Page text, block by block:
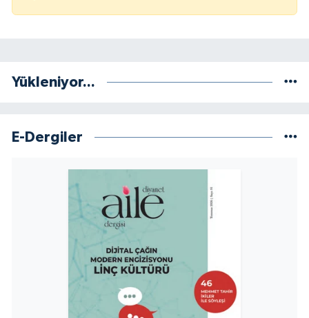
Yükleniyor...
E-Dergiler